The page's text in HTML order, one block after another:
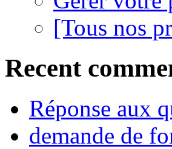
[Tous nos
Recent
Réponse aux
demande de